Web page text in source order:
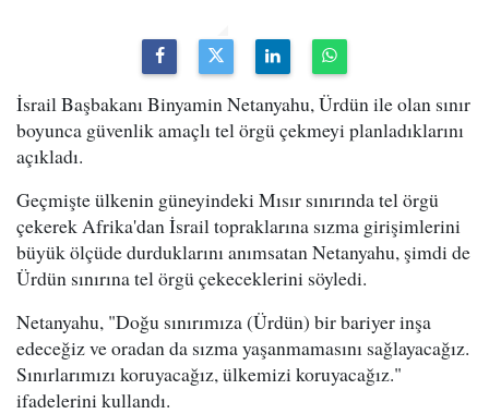
İsrail Başbakanı Binyamin Netanyahu, Ürdün ile olan sınır
boyunca güvenlik amaçlı tel örgü çekmeyi planladıklarını
açıkladı.
Geçmişte ülkenin güneyindeki Mısır sınırında tel örgü
çekerek Afrika'dan İsrail topraklarına sızma girişimlerini
büyük ölçüde durduklarını anımsatan Netanyahu, şimdi de
Ürdün sınırına tel örgü çekeceklerini söyledi.
Netanyahu, "Doğu sınırımıza (Ürdün) bir bariyer inşa
edeceğiz ve oradan da sızma yaşanmamasını sağlayacağız.
Sınırlarımızı koruyacağız, ülkemizi koruyacağız."
ifadelerini kullandı.